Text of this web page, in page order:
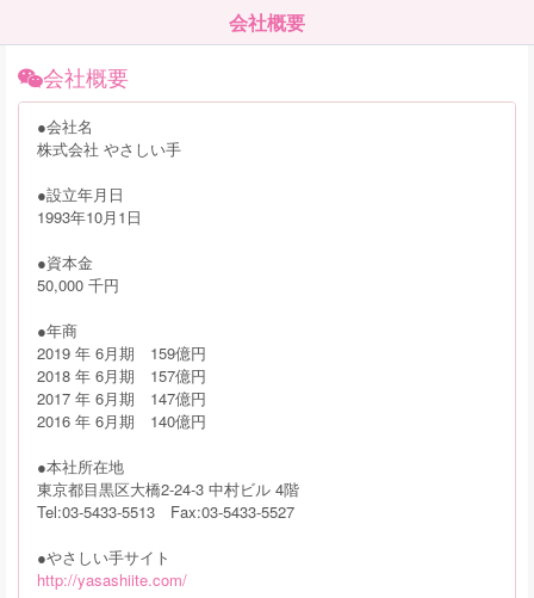
会社概要
会社概要
●会社名
株式会社 やさしい手
●設立年月日
1993年10月1日
●資本金
50,000 千円
●年商
2019 年 6月期 159億円
2018 年 6月期 157億円
2017 年 6月期 147億円
2016 年 6月期 140億円
●本社所在地
東京都目黒区大橋2-24-3 中村ビル 4階
Tel:03-5433-5513 Fax:03-5433-5527
●やさしい手サイト
http://yasashiite.com/